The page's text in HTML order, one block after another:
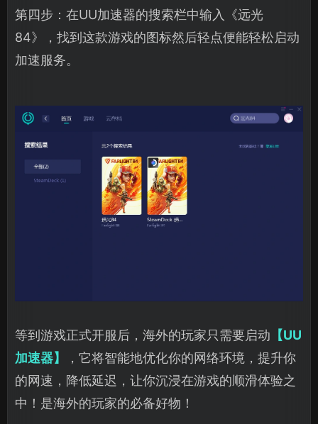
第四步：在UU加速器的搜索栏中输入《远光
84》，找到这款游戏的图标然后轻点便能轻松启动
加速服务。
等到游戏正式开服后，海外的玩家只需要启动 【UU
加速器】
，它将智能地优化你的网络环境，提升你
的网速，降低延迟，让你沉浸在游戏的顺滑体验之
中！是海外的玩家的必备好物！